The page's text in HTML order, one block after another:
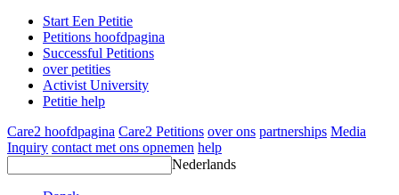
Start Een Petitie
Petitions hoofdpagina
Successful Petitions
over petities
Activist University
Petitie help
Care2 hoofdpagina Care2 Petitions over ons partnerships Media
Inquiry contact met ons opnemen help
Nederlands